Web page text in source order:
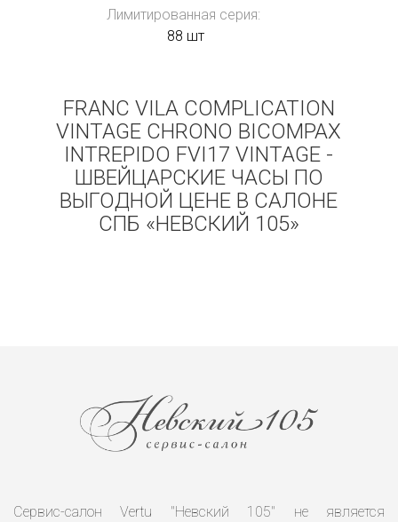
Лимитированная серия:
88 шт
FRANC VILA COMPLICATION
VINTAGE CHRONO BICOMPAX
INTREPIDO FVI17 VINTAGE -
ШВЕЙЦАРСКИЕ ЧАСЫ ПО
ВЫГОДНОЙ ЦЕНЕ В САЛОНЕ
СПБ «НЕВСКИЙ 105»
Сервис-салон Vertu "Невский 105" не является